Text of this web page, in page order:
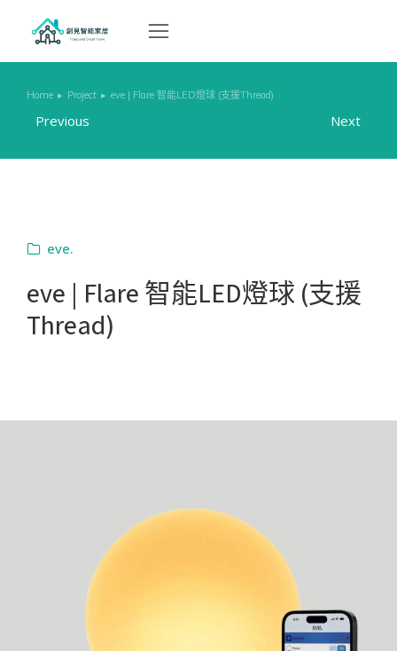
You are here:
Home Project eve | Flare 智能LED燈球 (支援Thread)
Previous Next
eve.
eve | Flare 智能LED燈球 (支援
Thread)